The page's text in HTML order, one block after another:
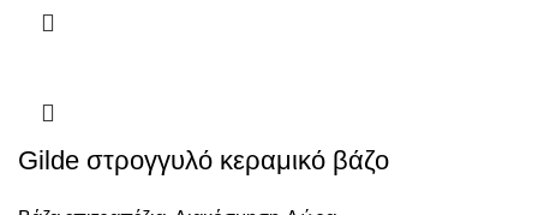
Gilde στρογγυλό κεραμικό βάζο